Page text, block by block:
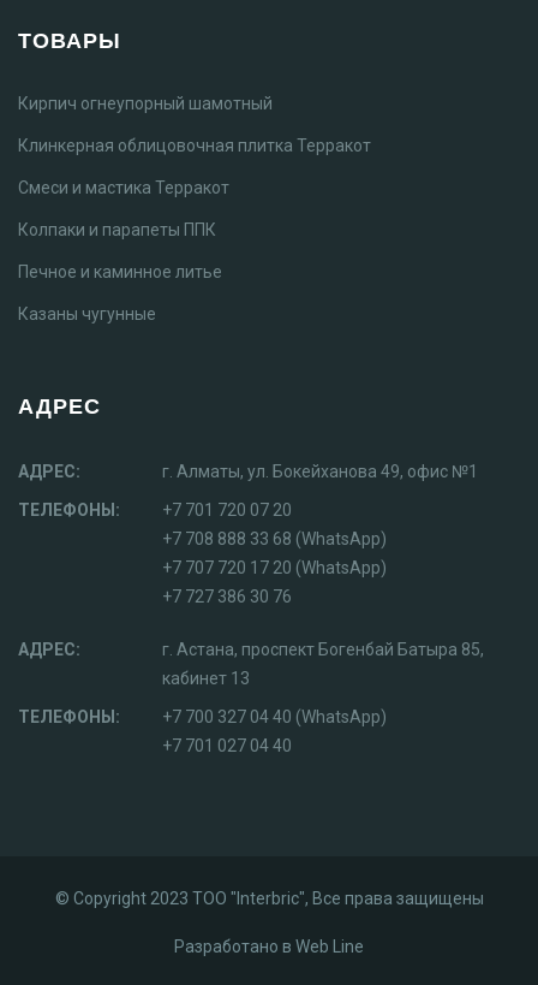
ТОВАРЫ
Кирпич огнеупорный шамотный
Клинкерная облицовочная плитка Терракот
Смеси и мастика Терракот
Колпаки и парапеты ППК
Печное и каминное литье
Казаны чугунные
АДРЕС
АДРЕС:
г. Алматы, ул. Бокейханова 49, офис №1
ТЕЛЕФОНЫ:
+7 701 720 07 20
+7 708 888 33 68 (WhatsApp)
+7 707 720 17 20 (WhatsApp)
+7 727 386 30 76
АДРЕС:
г. Астана, проспект Богенбай Батыра 85,
кабинет 13
ТЕЛЕФОНЫ:
+7 700 327 04 40 (WhatsApp)
+7 701 027 04 40
© Copyright 2023 ТОО "Interbric", Все права защищены
Разработано в Web Line